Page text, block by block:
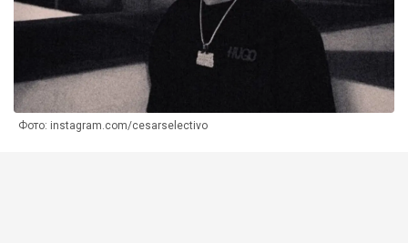
Фото: instagram.com/cesarselectivo